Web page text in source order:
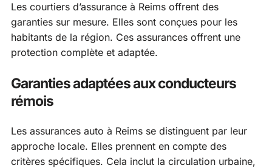
Les courtiers d’assurance à Reims offrent des
garanties sur mesure. Elles sont conçues pour les
habitants de la région. Ces assurances offrent une
protection complète et adaptée.
Garanties adaptées aux conducteurs
rémois
Les assurances auto à Reims se distinguent par leur
approche locale. Elles prennent en compte des
critères spécifiques. Cela inclut la circulation urbaine,